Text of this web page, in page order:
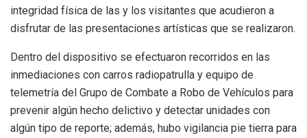
integridad física de las y los visitantes que acudieron a
disfrutar de las presentaciones artísticas que se realizaron.
Dentro del dispositivo se efectuaron recorridos en las
inmediaciones con carros radiopatrulla y equipo de
telemetría del Grupo de Combate a Robo de Vehículos para
prevenir algún hecho delictivo y detectar unidades con
algún tipo de reporte; además, hubo vigilancia pie tierra para